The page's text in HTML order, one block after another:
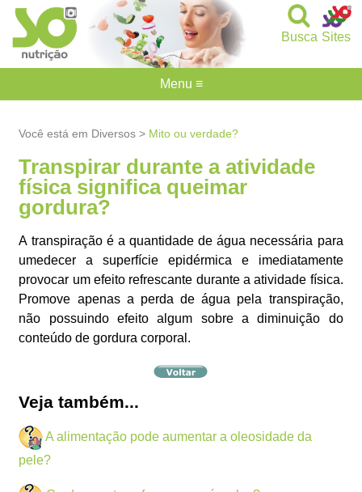
Sites
Busca
Você está em Diversos > Mito ou verdade?
Transpirar durante a atividade
física significa queimar
gordura?
A transpiração é a quantidade de água necessária para
umedecer a superfície epidérmica e imediatamente
provocar um efeito refrescante durante a atividade física.
Promove apenas a perda de água pela transpiração,
não possuindo efeito algum sobre a diminuição do
conteúdo de gordura corporal.
Veja também...
A alimentação pode aumentar a oleosidade da
pele?